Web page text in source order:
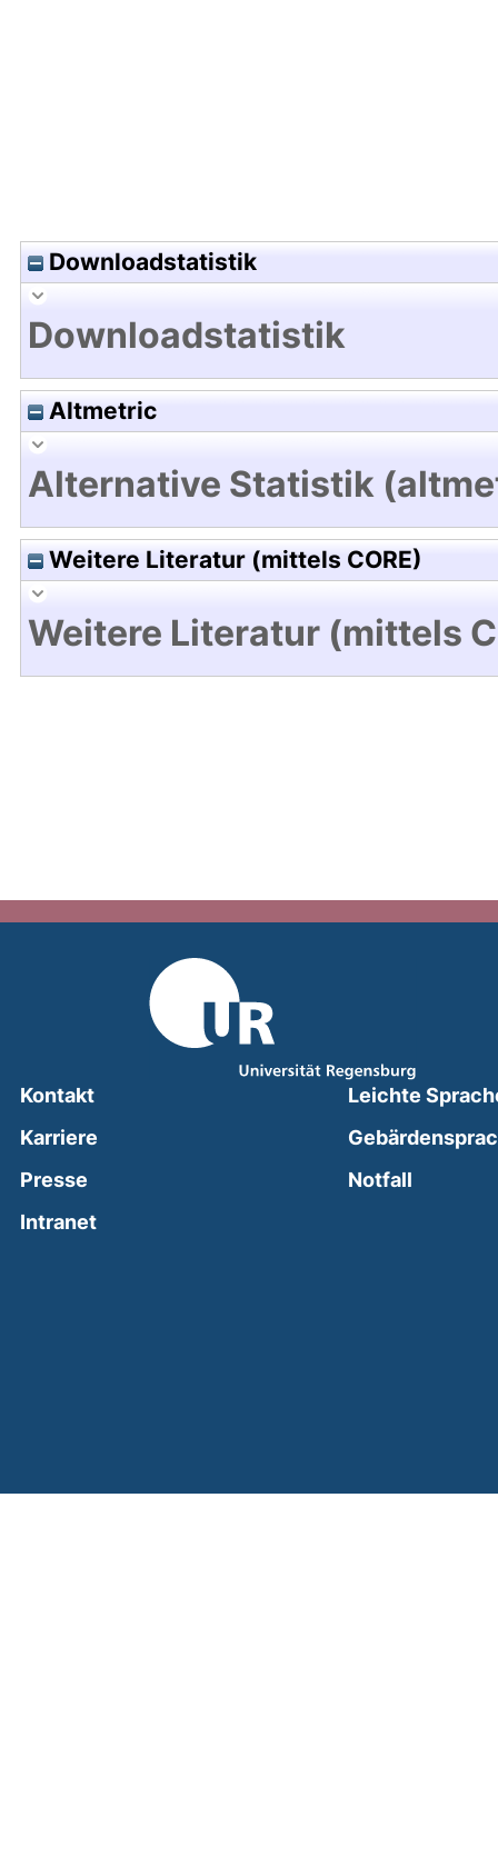
Downloadstatistik
Downloadstatistik
Altmetric
Alternative Statistik
Weitere Literatur (mittels CORE)
Weitere Literatur (mittels
Kontakt
Karriere
Presse
Intranet(external link, opens in a new window)
Leichte
Notfall